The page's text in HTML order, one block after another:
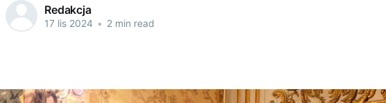
Redakcja
17 lis 2024 • 2 min read